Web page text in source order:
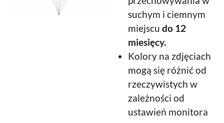
suchym i ciemnym
miejscu do 12
miesięcy.
Kolory na zdjęciach
mogą się różnić od
rzeczywistych w
zależności od
ustawień monitora